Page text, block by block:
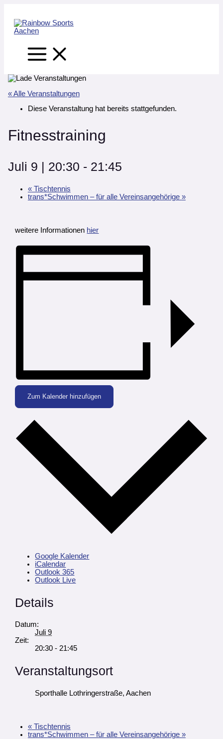
springen
« Alle Veranstaltungen
Diese Veranstaltung hat bereits stattgefunden.
Fitnesstraining
Juli 9 | 20:30 - 21:45
«Tischtennis
trans*Schwimmen – für alle Vereinsangehörige »
weitere Informationen hier
Zum Kalender hinzufügen
Google Kalender
iCalendar
Outlook 365
Outlook Live
Details
Datum:
Juli 9
Zeit:
20:30 - 21:45
Veranstaltungsort
Sporthalle Lothringerstraße, Aachen
«Tischtennis
trans*Schwimmen – für alle Vereinsangehörige »